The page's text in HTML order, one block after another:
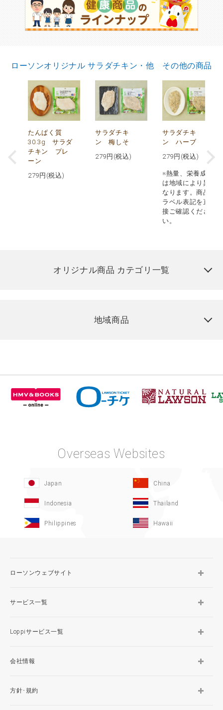
ローソンオリジナル サラダチキン・他 その他の商品
たんぱく質
30.3g サラダ
チキン プレ
ーン
279 円(税込)
サラダチキ
ン 梅しそ
279 円(税込)
サラダチキ
ン ハーブ
279 円(税込)
※熱量、栄養成分
は地域により異
なります。商品
ラベル表記を直
接ご確認くださ
い。
オリジナル商品 カテゴリ一覧
地域商品
Overseas Websites
Japan China
Indonesia Thailand
Philippines Hawaii
ローソンウェブサイト
サービス一覧
Loppiサービス一覧
会社情報
方針･規約